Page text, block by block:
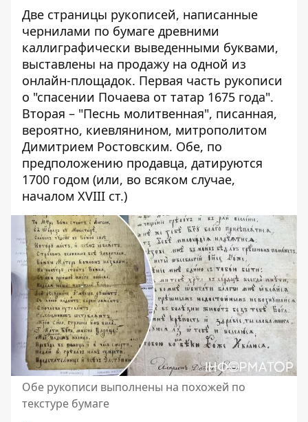
Две страницы рукописей, написанные
чернилами по бумаге древними
каллиграфически выведенными буквами,
выставлены на продажу на одной из
онлайн-площадок. Первая часть рукописи
о "спасении Почаева от татар 1675 года".
Вторая – "Песнь молитвенная", писанная,
вероятно, киевлянином, митрополитом
Димитрием Ростовским. Обе, по
предположению продавца, датируются
1700 годом (или, во всяком случае,
началом XVIII ст.)
Обе рукописи выполнены на похожей по
текстуре бумаге